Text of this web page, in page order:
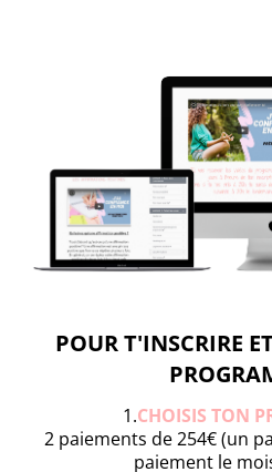
POUR T'INSCRIRE
1.CHOISIS TON
2 paiements de 254€ (un
paiement le